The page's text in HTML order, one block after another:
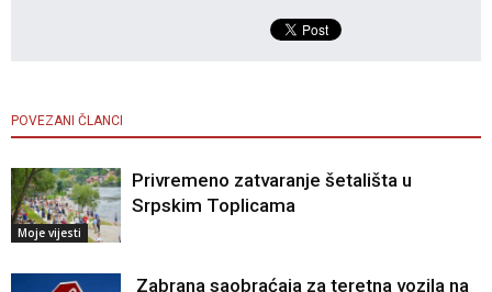
POVEZANI ČLANCI
Moje vijesti
Privremeno zatvaranje šetališta u
Srpskim Toplicama
Zabrana saobraćaja za teretna vozila na